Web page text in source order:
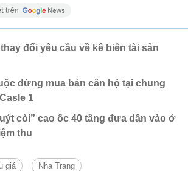
đổi yêu cầu về kê biên tài sản
dừng mua bán căn hộ tại chung
1
còi” cao ốc 40 tầng đưa dân vào ở
thu
giá Nha Trang